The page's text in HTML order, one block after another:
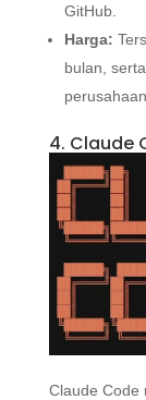
GitHub.
Harga:
bulan,
perusahaan.
4. Claude
Claude Code